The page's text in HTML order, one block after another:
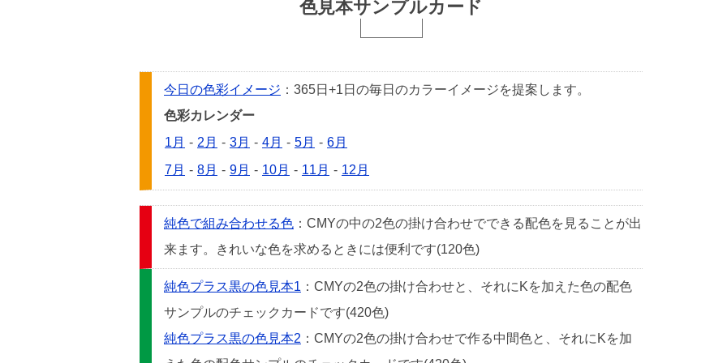
色見本サンプルカード
今日の色彩イメージ ：365日+1日の毎日のカラーイメージを提案します。
色彩カレンダー
1月 - 2月 - 3月 - 4月 - 5月 - 6月
7月 - 8月 - 9月 - 10月 - 11月 - 12月
純色で組み合わせる色 ：CMYの中の2色の掛け合わせでできる配色を見ることが出
来ます。きれいな色を求めるときには便利です(120色)
純色プラス黒の色見本1 ：CMYの2色の掛け合わせと、それにKを加えた色の配色
サンプルのチェックカードです(420色)
純色プラス黒の色見本2 ：CMYの2色の掛け合わせで作る中間色と、それにKを加